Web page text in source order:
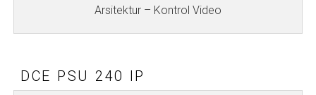
Arsitektur – Kontrol Video
DCE PSU 240 IP